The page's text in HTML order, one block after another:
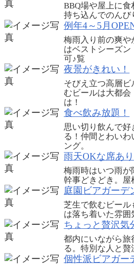
BBQ場や屋上に
持ち込んでのんび
例年4～5月
梅雨入り前の爽や
はベストシーズン
可♪覧
夜景がきれい！
そびえ立つ高層ビ
むビールは大都会
は！
食べ飲み放題！
思い切り飲んで好
る！仲間とわいわ
ング。
雨天OKな席あり
梅雨時はいつ雨が
幹事どきどき。屋
庭園ビアガーデ
芝生で飲むビール
は落ち着いた雰囲
ちょっと贅沢気
都内にいながら旅
る。特別な人と贅
個性派ビアガー